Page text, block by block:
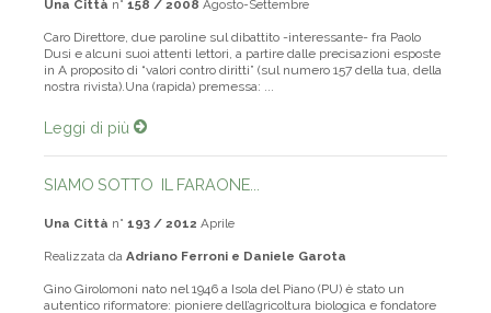
Una Città n° 158 / 2008 Agosto-Settembre
Caro Direttore, due paroline sul dibattito -interessante- fra Paolo
Dusi e alcuni suoi attenti lettori, a partire dalle precisazioni esposte
in A proposito di “valori contro diritti” (sul numero 157 della tua, della
nostra rivista).Una (rapida) premessa: ...
Leggi di più
SIAMO SOTTO IL FARAONE...
Una Città n° 193 / 2012 Aprile
Realizzata da Adriano Ferroni e Daniele Garota
Gino Girolomoni nato nel 1946 a Isola del Piano (PU) è stato un
autentico riformatore: pioniere dell’agricoltura biologica e fondatore